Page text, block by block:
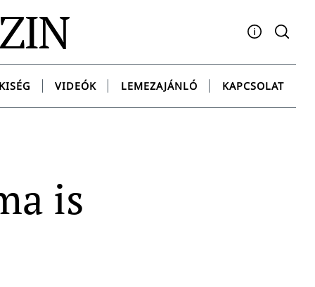
Facebook
YouTubeInstagram
TwitterSpotify
VIDEÓK LEMEZAJÁNLÓ KAPCSOLAT
is